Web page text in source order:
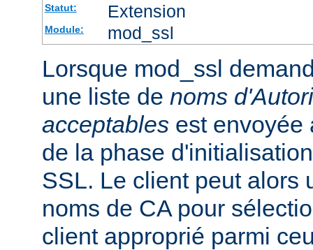
Statut: Extension
Module: mod_ssl
Lorsque mod_ssl
une liste de noms
acceptables est envoyée
de la phase
SSL. Le client peut alors
noms de CA pour
client approprié parmi